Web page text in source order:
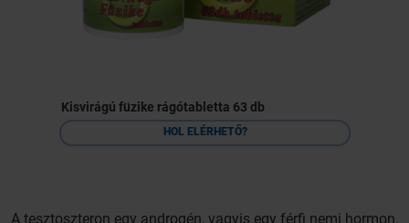
Kisvirágú füzike rágótabletta 63 db
HOL ELÉRHETŐ?
A tesztoszteron egy androgén, vagyis egy férfi nemi hormon,